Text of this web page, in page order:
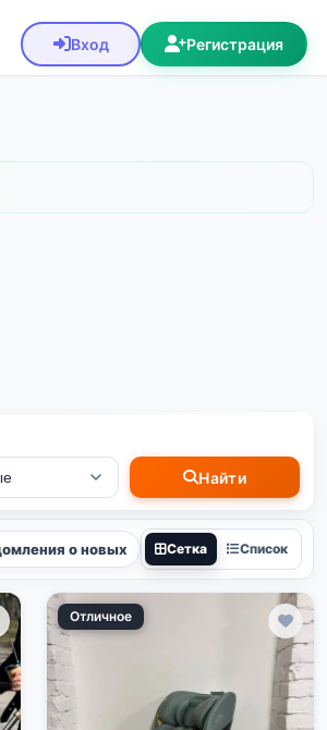
Вход Регистрация
Найти
о новых Сетка Список
Отличное